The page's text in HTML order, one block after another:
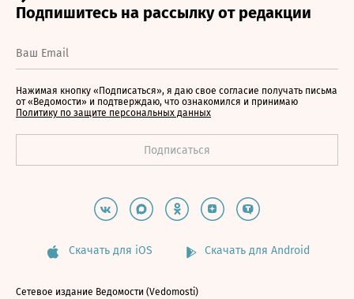
Нажимая кнопку «Подписаться», я даю свое согласие получать письма
от «Ведомости» и подтверждаю, что ознакомился и принимаю
Политику по защите персональных данных
Скачать для iOS Скачать для Android
Сетевое издание Ведомости (Vedomosti)